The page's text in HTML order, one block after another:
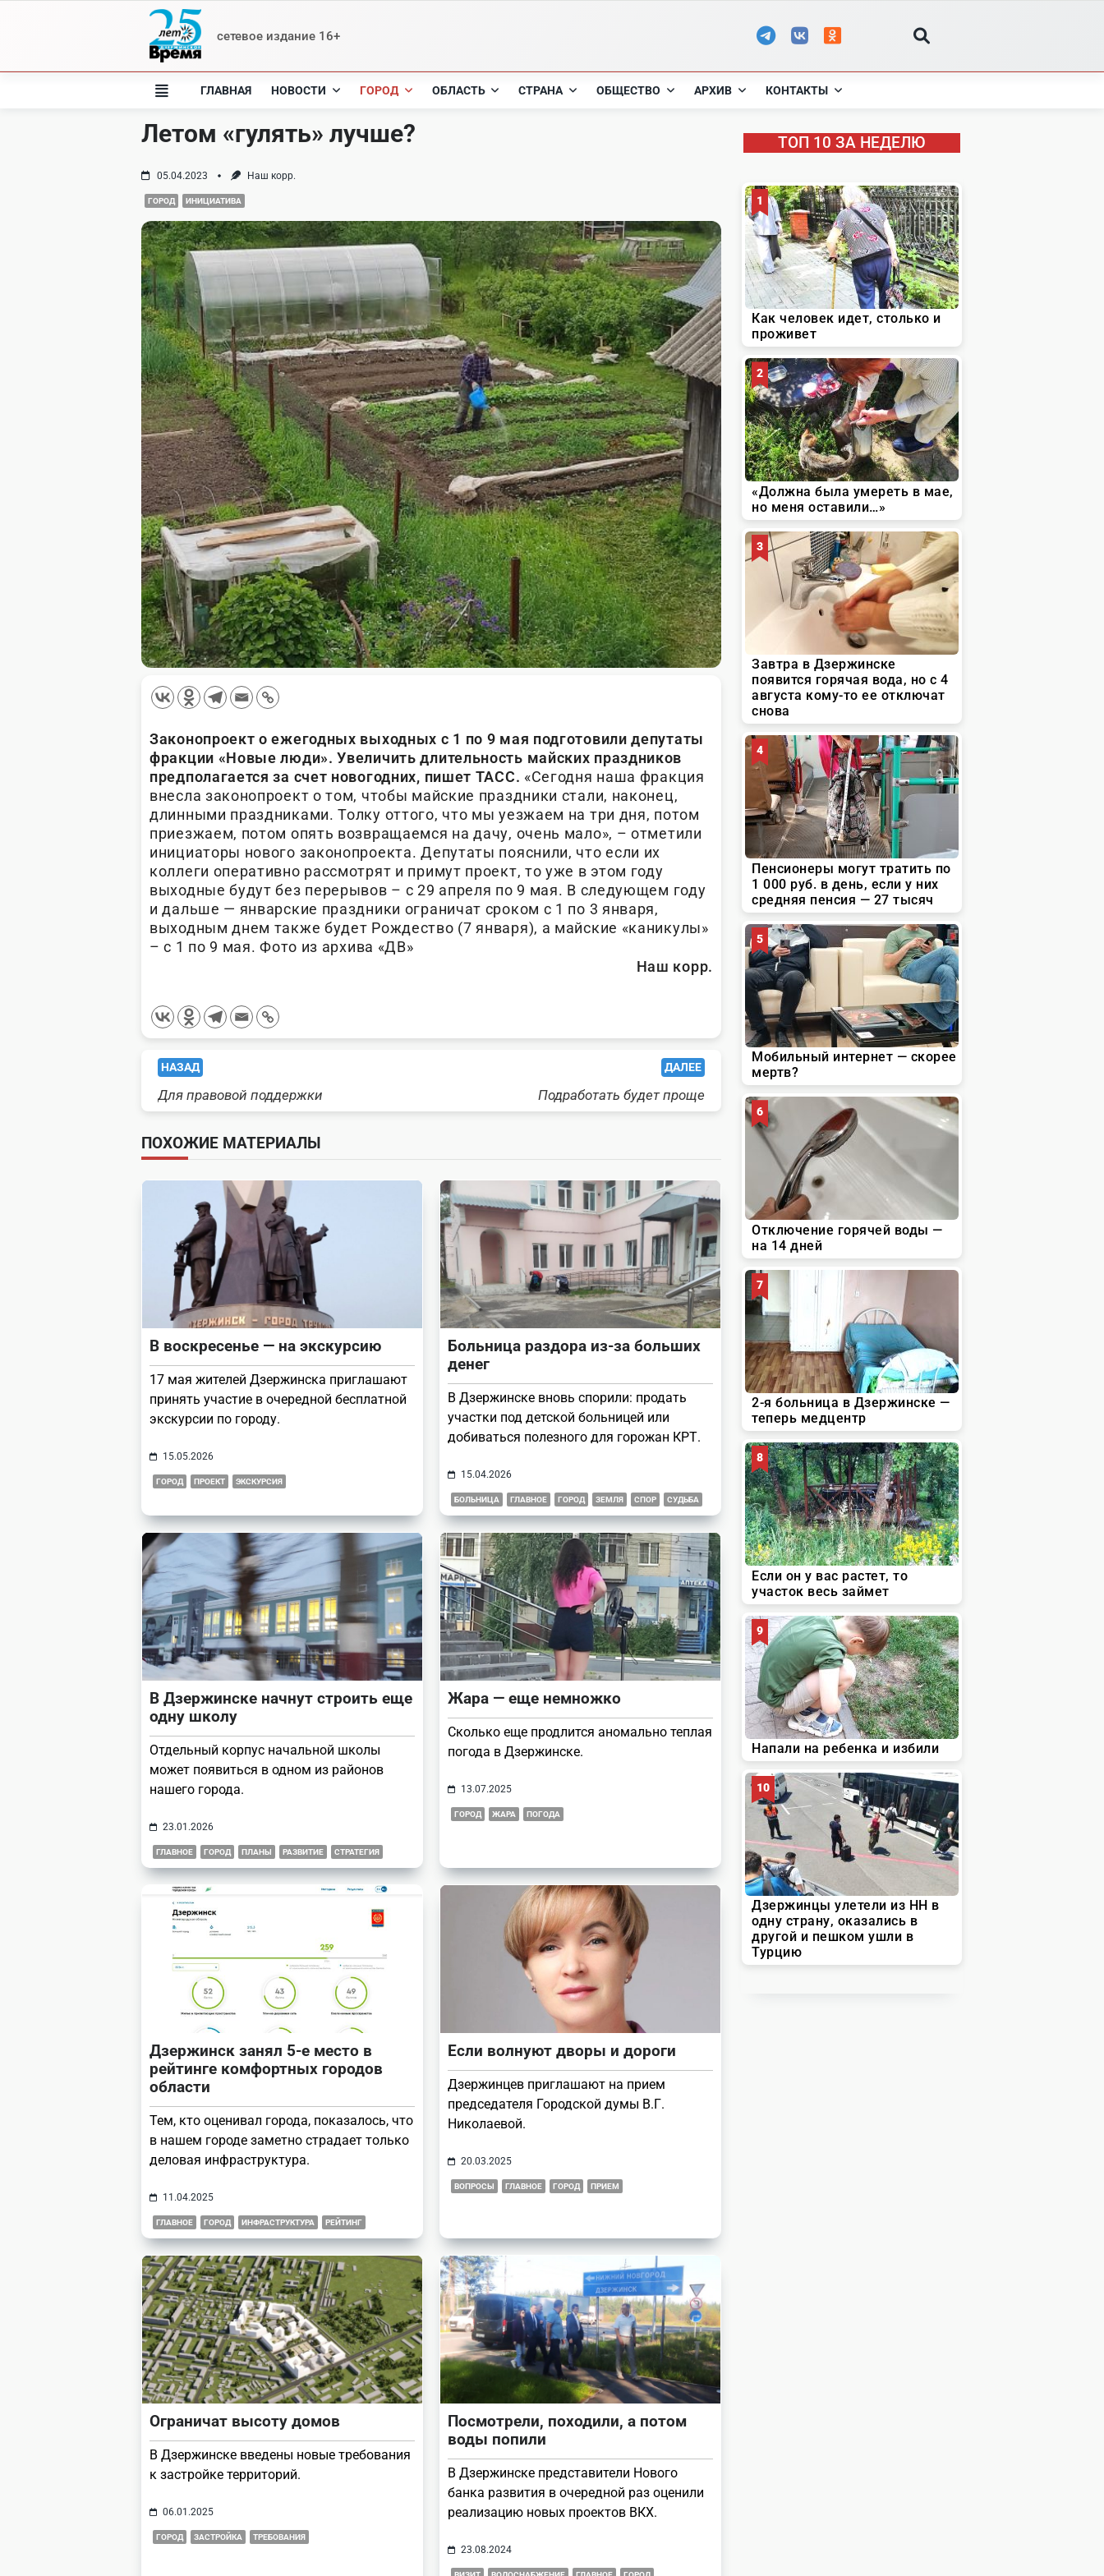
сетевое издание 16+
ГЛАВНАЯ НОВОСТИ ГОРОД ОБЛАСТЬ СТРАНА ОБЩЕСТВО АРХИВ КОНТАКТЫ
Летом «гулять» лучше?
05.04.2023 Наш корр.
ГОРОД ИНИЦИАТИВА
Законопроект о ежегодных выходных с 1 по 9 мая подготовили депутаты
фракции «Новые люди». Увеличить длительность майских праздников
предполагается за счет новогодних, пишет ТАСС. «Сегодня наша фракция
внесла законопроект о том, чтобы майские праздники стали, наконец,
длинными праздниками. Толку оттого, что мы уезжаем на три дня, потом
приезжаем, потом опять возвращаемся на дачу, очень мало», – отметили
инициаторы нового законопроекта. Депутаты пояснили, что если их
коллеги оперативно рассмотрят и примут проект, то уже в этом году
выходные будут без перерывов – с 29 апреля по 9 мая. В следующем году
и дальше — январские праздники ограничат сроком с 1 по 3 января,
выходным днем также будет Рождество (7 января), а майские «каникулы»
– с 1 по 9 мая. Фото из архива «ДВ»
Наш корр.
<span
class="nav-
subtitle
screen-
reader-
text">Page</span>
НАЗАД
Для правовой поддержки
ДАЛЕЕ
Подработать будет проще
ПОХОЖИЕ МАТЕРИАЛЫ
В воскресенье — на экскурсию
17 мая жителей Дзержинска приглашают
принять участие в очередной бесплатной
экскурсии по городу.
15.05.2026
ГОРОД ПРОЕКТ ЭКСКУРСИЯ
Больница раздора из-за больших
денег
В Дзержинске вновь спорили: продать
участки под детской больницей или
добиваться полезного для горожан КРТ.
15.04.2026
БОЛЬНИЦА ГЛАВНОЕ ГОРОД ЗЕМЛЯ СПОР СУДЬБА
В Дзержинске начнут строить еще
одну школу
Отдельный корпус начальной школы
может появиться в одном из районов
нашего города.
23.01.2026
ГЛАВНОЕ ГОРОД ПЛАНЫ РАЗВИТИЕ СТРАТЕГИЯ
Жара — еще немножко
Сколько еще продлится аномально теплая
погода в Дзержинске.
13.07.2025
ГОРОД ЖАРА ПОГОДА
Дзержинск занял 5-е место в
рейтинге комфортных городов
области
Тем, кто оценивал города, показалось, что
в нашем городе заметно страдает только
деловая инфраструктура.
11.04.2025
ГЛАВНОЕ ГОРОД ИНФРАСТРУКТУРА РЕЙТИНГ
Если волнуют дворы и дороги
Дзержинцев приглашают на прием
председателя Городской думы В.Г.
Николаевой.
20.03.2025
ВОПРОСЫ ГЛАВНОЕ ГОРОД ПРИЕМ
Ограничат высоту домов
В Дзержинске введены новые требования
к застройке территорий.
06.01.2025
ГОРОД ЗАСТРОЙКА ТРЕБОВАНИЯ
Посмотрели, походили, а потом
воды попили
В Дзержинске представители Нового
банка развития в очередной раз оценили
реализацию новых проектов ВКХ.
23.08.2024
ТОП 10 ЗА НЕДЕЛЮ